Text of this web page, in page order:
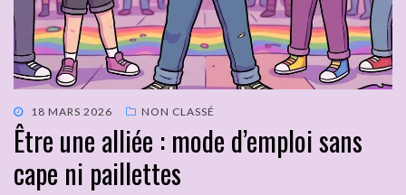
18 MARS 2026 NON CLASSÉ
Être une alliée : mode d’emploi sans
cape ni paillettes